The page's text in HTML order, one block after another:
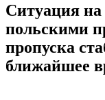
Ситуация
польскими
пропуска
ближайшее